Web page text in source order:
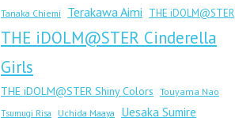
Tanaka Chiemi Terakawa Aimi THE iDOLM@STER
THE iDOLM@STER Cinderella
Girls
THE iDOLM@STER Shiny Colors Touyama Nao
Tsumugi Risa Uchida Maaya Uesaka Sumire